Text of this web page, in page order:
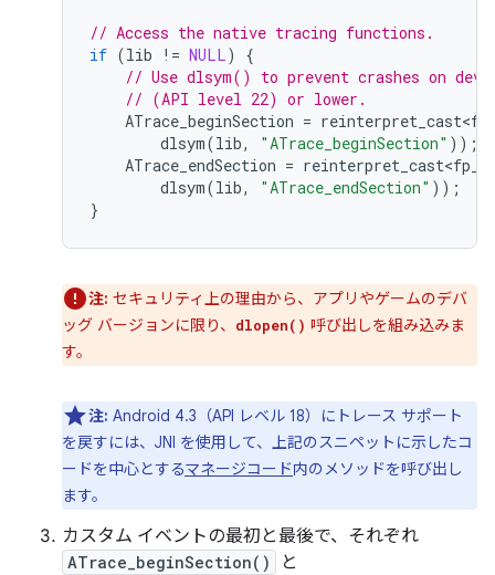
// Access the native tracing functions.
if (lib != NULL)
{
// Use dlsym() to prevent crashes on
// (API level 22) or lower.
ATrace_beginSection =
dlsym(lib, "ATrace_beginSection" ));
ATrace_endSection =
dlsym(lib, "ATrace_endSection" ));
}
注: セキュリティ上の理由から、アプリやゲームのデバ
ッグ バージョンに限り、
dlopen() 呼び出しを組み込みま
す。
注: Android 4.3（API レベル 18）にトレース サポート
を戻すには、JNI を使用して、上記のスニペットに示したコ
ードを中心とするマネージコード内のメソッドを呼び出し
ます。
カスタム イベントの最初と最後で、それぞれ
ATrace_beginSection() と